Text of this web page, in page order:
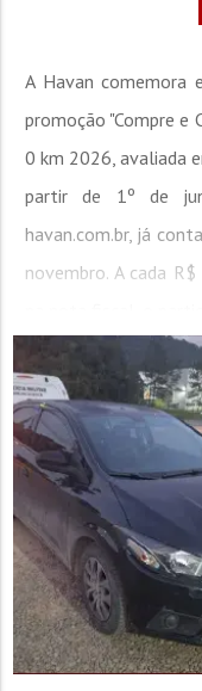
A Havan comemora
promoção "Compre e
0 km 2026, avaliada
partir de 1º de
havan.com.br, já
novembro. A cada
na nota fiscal, o